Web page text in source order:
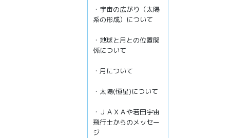
・宇宙の広がり（太陽
系の形成）について
・地球と月との位置関
係について
・月について
・太陽(恒星)について
・ＪＡＸＡや若田宇宙
飛行士からのメッセー
ジ